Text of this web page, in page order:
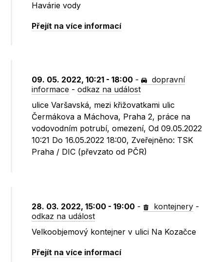
Havárie vody
Přejít na více informací
09. 05. 2022, 10:21 - 18:00 -
dopravní
informace -odkaz na událost
ulice Varšavská, mezi křižovatkami ulic
Čermákova a Máchova, Praha 2, práce na
vodovodním potrubí, omezení, Od 09.05.2022
10:21 Do 16.05.2022 18:00, Zveřejněno: TSK
Praha / DIC (převzato od PČR)
28. 03. 2022, 15:00 - 19:00 - kontejnery -
odkaz na událost
Velkoobjemový kontejner v ulici Na Kozačce
Přejít na více informací